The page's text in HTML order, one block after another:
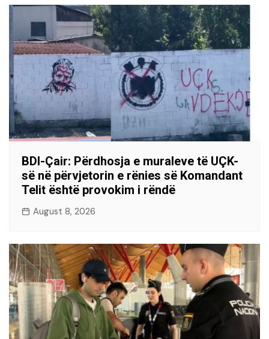
BDI-Çair: Përdhosja e muraleve të UÇK-
së në përvjetorin e rënies së Komandant
Telit është provokim i rëndë
August 8, 2026